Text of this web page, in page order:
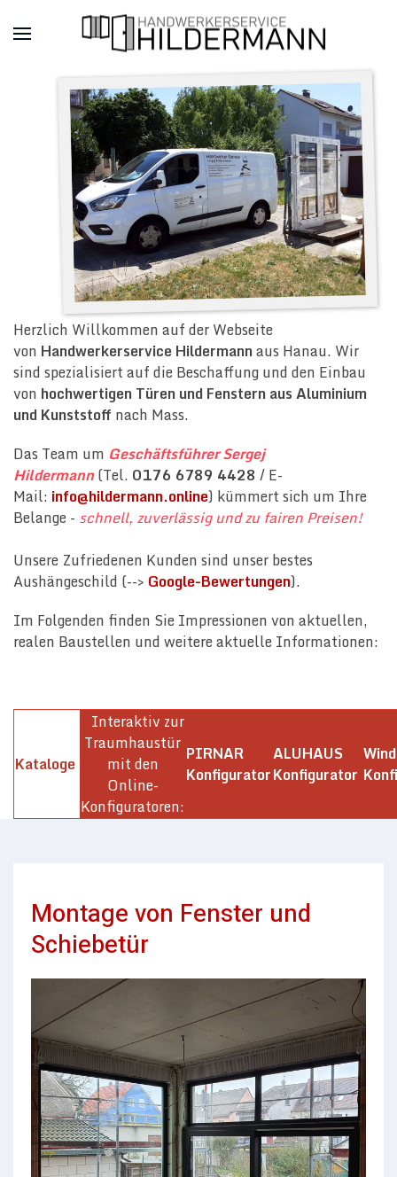
Herzlich Willkommen auf der Webseite
von Handwerkerservice Hildermannaus Hanau. Wir
sind spezialisiert auf die Beschaffung und den Einbau
von hochwertigen Türen und Fenstern aus Aluminium
und Kunststoff nach Mass.
Das Team um Geschäftsführer Sergej
Hildermann(Tel. 0176 6789 4428 / E-
Mail: info@hildermann.online) kümmert sich um Ihre
Belange - schnell, zuverlässig und zu fairen Preisen!
Unsere Zufriedenen Kunden sind unser bestes
Aushängeschild (--> Google-Bewertungen).
Im Folgenden finden Sie Impressionen von aktuellen,
realen Baustellen und weitere aktuelle Informationen:
Kataloge
Interaktiv zur
Traumhaustür
mit den
Online-
Konfiguratoren:
PIRNAR
Konfigurator
ALUHAUS
Konfigurator
Montage von Fenster und
Schiebetür